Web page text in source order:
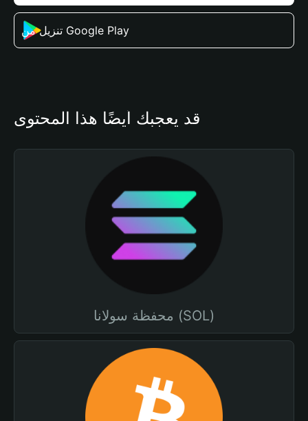
تنزيل من Google Play
قد يعجبك أيضًا هذا المحتوى
محفظة سولانا (SOL)